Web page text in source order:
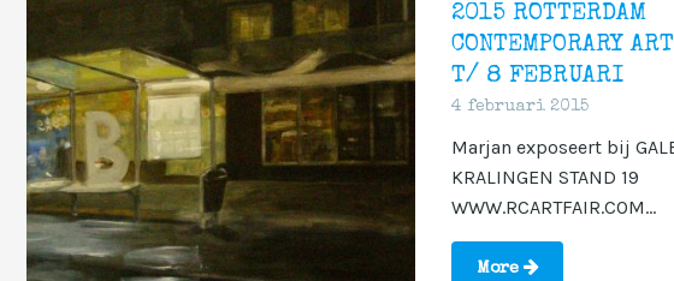
2015 ROTTERDAM
CONTEMPORARY
T/ 8 FEBRUARI
4 februari 2015
Marjan exposeert bij
KRALINGEN STAND 19
WWW.RCARTFAIR.COM...
More